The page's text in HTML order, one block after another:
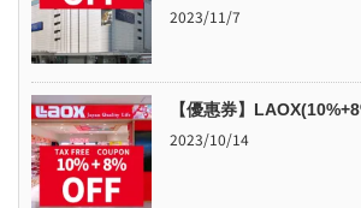
2023/11/7
【優惠券】
2023/10/14